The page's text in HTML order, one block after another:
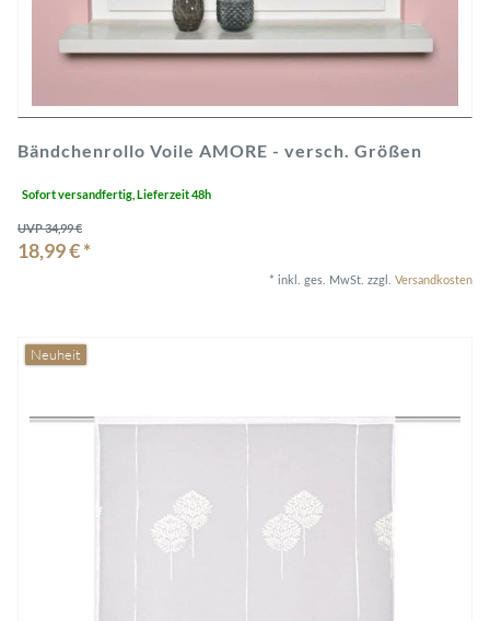
Bändchenrollo Voile AMORE - versch. Größen
Sofort versandfertig, Lieferzeit 48h
UVP 34,99 €
18,99 € *
* inkl. ges. MwSt. zzgl. Versandkosten
Neuheit